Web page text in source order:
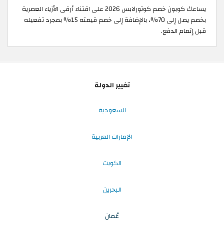
يساعك كوبون خصم كوتورلابس 2026 على اقتناء أرقى الأزياء العصرية
بخصم يصل إلى 70%، بالإضافة إلى خصم قيمته 15% بمجرد تفعيله
قبل إتمام الدفع.
تغيير الدولة
السعودية
الإمارات العربية
الكويت
البحرين
عُمان